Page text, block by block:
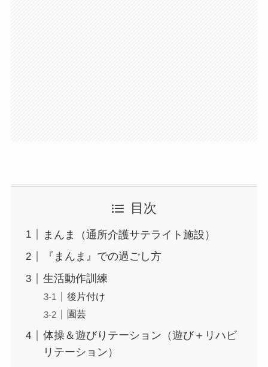
目次
まんま（通所介護サテライト施設）
『まんま』での過ごし方
生活動作訓練
後片付け
園芸
体操＆遊びりテーション（遊び＋リハビ
リテーション）